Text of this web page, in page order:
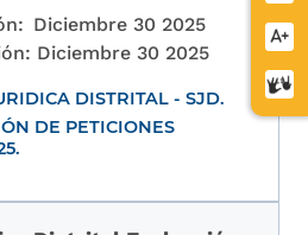
de
Diciembre 30 2025
Diciembre 30 2025
DISTRITAL - SJD.
DE PETICIONES